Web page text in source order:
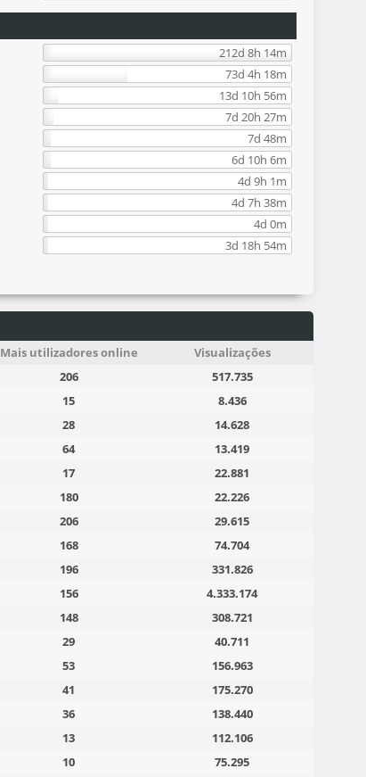
212d 8h 14m
73d 4h 18m
13d 10h 56m
7d 20h 27m
7d 48m
6d 10h 6m
4d 9h 1m
4d 7h 38m
4d 0m
3d 18h 54m
Mais utilizadores online
Visualizações
206
517.735
15
8.436
28
14.628
64
13.419
17
22.881
180
22.226
206
29.615
168
74.704
196
331.826
156
4.333.174
148
308.721
29
40.711
53
156.963
41
175.270
36
138.440
13
112.106
10
75.295